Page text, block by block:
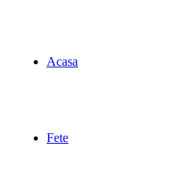
Acasa
Fete